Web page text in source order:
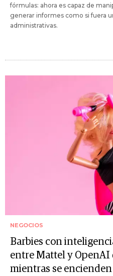
fórmulas: ahora es capaz de
generar informes como si fuera
administrativas.
NEGOCIOS
Barbies con
entre Mattel y OpenAI
mientras se